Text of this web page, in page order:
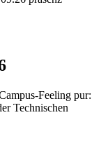
Feeling pur:
Technischen